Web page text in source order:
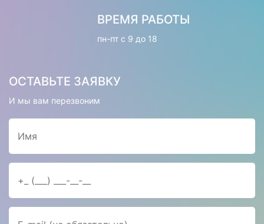
ВРЕМЯ РАБОТЫ
пн-пт с 9 до 18
ОСТАВЬТЕ ЗАЯВКУ
И мы вам перезвоним